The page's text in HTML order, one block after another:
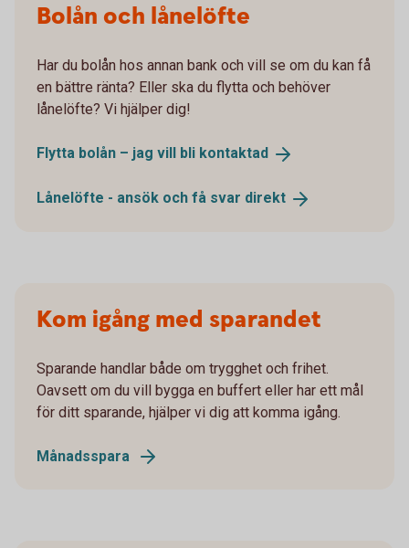
Bolån och lånelöfte
Har du bolån hos annan bank och vill se om du kan få
en bättre ränta? Eller ska du flytta och behöver
lånelöfte? Vi hjälper dig!
Flytta bolån – jag vill bli kontaktad
Lånelöfte - ansök och få svar direkt
Kom igång med sparandet
Sparande handlar både om trygghet och frihet.
Oavsett om du vill bygga en buffert eller har ett mål
för ditt sparande, hjälper vi dig att komma igång.
Månadsspara